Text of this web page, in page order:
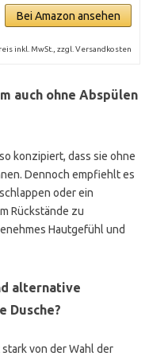
Bei Amazon ansehen
inkl. MwSt., zzgl. Versandkosten
auch ohne Abspülen
konzipiert, dass sie ohne
Dennoch empfiehlt es
oder ein
Rückstände zu
Hautgefühl und
alternative
Dusche?
von der Wahl der